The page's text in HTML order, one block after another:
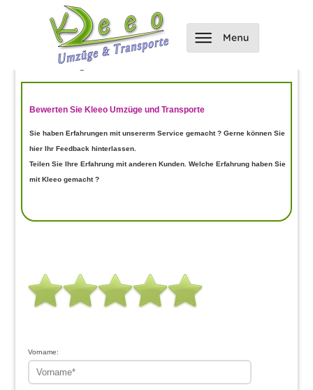
Hier kannst du uns bewerten und
Bewertungen einsehen
Bewerten Sie Kleeo Umzüge und Transporte
Sie haben Erfahrungen mit unsererm Service gemacht ? Gerne können Sie
hier Ihr Feedback hinterlassen.
Teilen Sie Ihre Erfahrung mit anderen Kunden. Welche Erfahrung haben Sie
mit Kleeo gemacht ?
Vorname: